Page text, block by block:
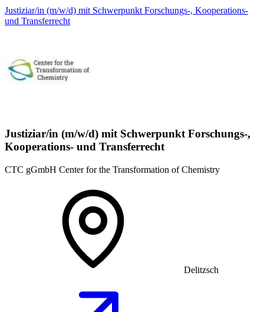
Justiziar/in (m/w/d) mit Schwerpunkt Forschungs-, Kooperations-
und Transferrecht
Justiziar/in (m/w/d) mit Schwerpunkt Forschungs-,
Kooperations- und Transferrecht
CTC gGmbH Center for the Transformation of Chemistry
Delitzsch